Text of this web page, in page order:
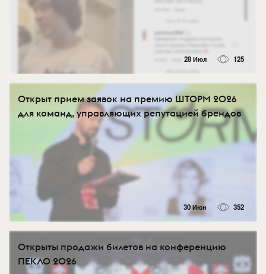
28 Июл 125
Открыт прием заявок на премию ШТОРМ 2026
для команд, управляющих репутацией брендов
30 Июн 352
Открыты продажи билетов на конференцию
ПЕКЛО 2026